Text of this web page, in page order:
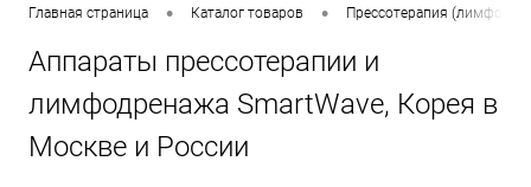
Главная страница • Каталог товаров • Прессотерапия
Аппараты прессотерапии и
лимфодренажа SmartWave, Корея в
Москве и России